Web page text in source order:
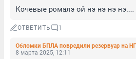
Кочевые ромалэ ой нэ нэ нэ
ОТВЕТИТЬ 1
Обломки БПЛА повредили резервуар на
8 марта 2025, 12:11